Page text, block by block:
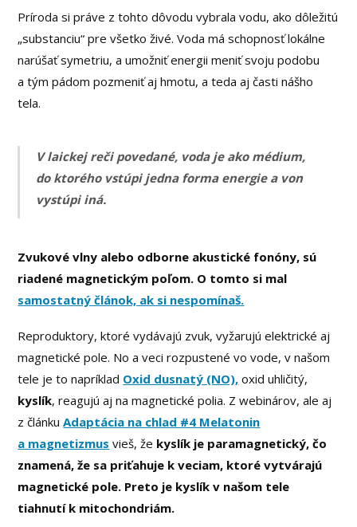
Príroda si práve z tohto dôvodu vybrala vodu, ako dôležitú
„substanciu“ pre všetko živé. Voda má schopnosť lokálne
narúšať symetriu, a umožniť energii meniť svoju podobu
a tým pádom pozmeniť aj hmotu, a teda aj časti nášho
tela.
V laickej reči povedané, voda je ako médium,
do ktorého vstúpi jedna forma energie a von
vystúpi iná.
Zvukové vlny alebo odborne akustické fonóny, sú
riadené magnetickým poľom. O tomto si mal
samostatný článok, ak si nespomínaš.
Reproduktory, ktoré vydávajú zvuk, vyžarujú elektrické aj
magnetické pole. No a veci rozpustené vo vode, v našom
tele je to napríklad Oxid dusnatý (NO), oxid uhličitý,
kyslík, reagujú aj na magnetické polia. Z webinárov, ale aj
z článkuAdaptácia na chlad #4 Melatonin
a magnetizmus vieš, že kyslík je paramagnetický, čo
znamená, že sa priťahuje k veciam, ktoré vytvárajú
magnetické pole. Preto je kyslík v našom tele
tiahnutí k mitochondriám.